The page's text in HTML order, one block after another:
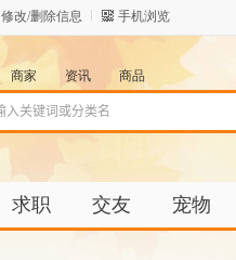
修改/删除信息 手机浏览
商家 资讯 商品
求职 交友 宠物